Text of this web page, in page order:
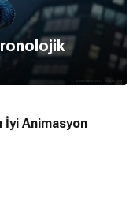
İyi Animasyon